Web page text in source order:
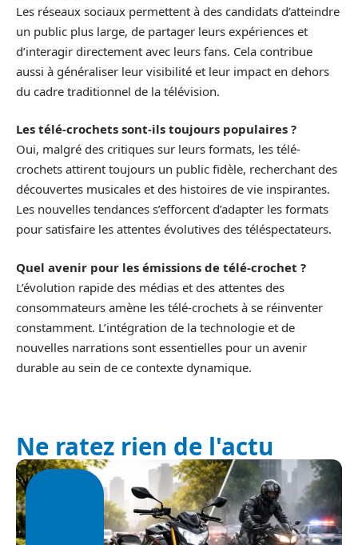
Les réseaux sociaux permettent à des candidats d’atteindre
un public plus large, de partager leurs expériences et
d’interagir directement avec leurs fans. Cela contribue
aussi à généraliser leur visibilité et leur impact en dehors
du cadre traditionnel de la télévision.
Les télé-crochets sont-ils toujours populaires ?
Oui, malgré des critiques sur leurs formats, les télé-
crochets attirent toujours un public fidèle, recherchant des
découvertes musicales et des histoires de vie inspirantes.
Les nouvelles tendances s’efforcent d’adapter les formats
pour satisfaire les attentes évolutives des téléspectateurs.
Quel avenir pour les émissions de télé-crochet ?
L’évolution rapide des médias et des attentes des
consommateurs amène les télé-crochets à se réinventer
constamment. L’intégration de la technologie et de
nouvelles narrations sont essentielles pour un avenir
durable au sein de ce contexte dynamique.
Ne ratez rien de l'actu